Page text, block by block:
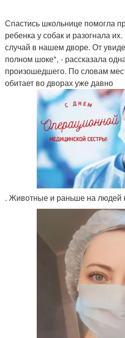
Спастись школьнице помогла
ребенка у собак и разогнала
случай в нашем дворе. От
полном шоке", - рассказала
произошедшего. По словам
обитает во дворах уже давно
. Животные и раньше на людей